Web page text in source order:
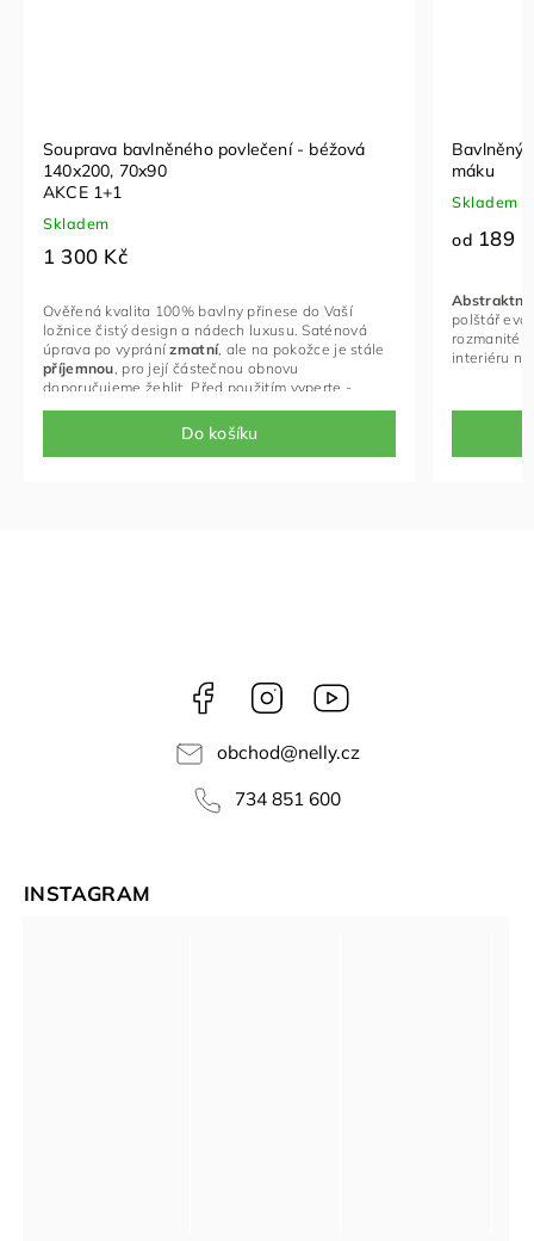
Souprava bavlněného povlečení - béžová
140x200, 70x90
AKCE 1+1
Skladem
1 300 Kč
Do košíku
Ověřená kvalita 100% bavlny přinese do Vaší
ložnice čistý design a nádech luxusu. Saténová
úprava po vypránízmatní, ale na pokožce je stále
příjemnou , pro její částečnou obnovu
doporučujeme žehlit. Před použitím vyperte -
Bavlněný
máku
Skladem
od 189
Abstraktní
polštář
rozmanité
interiéru
Facebook Instagram
obchod@nelly.cz
734 851 600
INSTAGRAM